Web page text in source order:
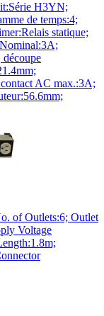
H3YN;
de temps:4;
statique;
AC max.:3A;
of Outlets:6; Outlet
Voltage